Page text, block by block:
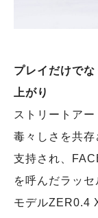
プレイだけで
上がり
ストリートア
毒々しさを共
支持され、
を呼んだラッ
モデルZER0.4